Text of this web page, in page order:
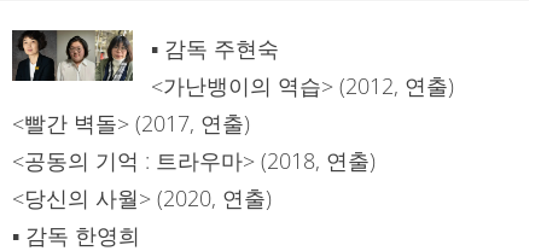
▪ 감독 주현숙
<가난뱅이의 역습> (2012, 연출)
<빨간 벽돌> (2017, 연출)
<공동의 기억 : 트라우마> (2018, 연출)
<당신의 사월> (2020, 연출)
▪ 감독 한영희